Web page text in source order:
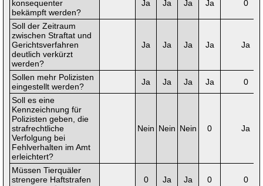
konsequenter
bekämpft werden?
Ja Ja Ja Ja 0
Soll der Zeitraum
zwischen Straftat und
Gerichtsverfahren
deutlich verkürzt
werden?
Ja Ja Ja Ja Ja
Sollen mehr Polizisten
eingestellt werden?
Ja Ja Ja Ja
0
Soll es eine
Kennzeichnung für
Polizisten geben, die
strafrechtliche
Verfolgung bei
Fehlverhalten im Amt
erleichtert?
Nein Nein Nein 0 Ja
Müssen Tierquäler
strengere Haftstrafen
0 Ja Ja 0 0